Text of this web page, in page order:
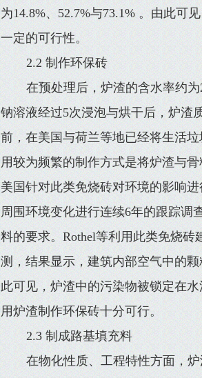
为14.8%、52.7%与73.1% 。由此可
一定的可行性。
2.2 制作环保砖
在预处理后，炉渣的含水率约
钠溶液经过5次浸泡与烘干后，炉渣
前，在美国与荷兰等地已经将生活
用较为频繁的制作方式是将炉渣与
美国针对此类免烧砖对环境的影响
周围环境变化进行连续6年的跟踪调
料的要求。Rothel等利用此类免烧
测，结果显示，建筑内部空气中的
此可见，炉渣中的污染物被锁定在
用炉渣制作环保砖十分可行。
2.3 制成路基填充料
在物化性质、工程特性方面，